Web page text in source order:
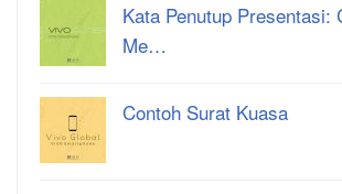
Kata Penutup Presentasi:
Me…
Contoh Surat Kuasa